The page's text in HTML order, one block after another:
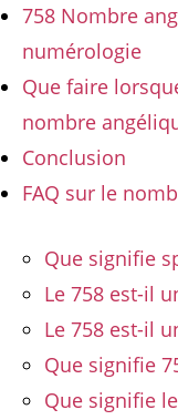
758 Nombre
numérologie
Que faire
nombre
Conclusion
FAQ sur le
Que signifie
Le 758 est-il
Le 758 est-il
Que signifie
Que signifie